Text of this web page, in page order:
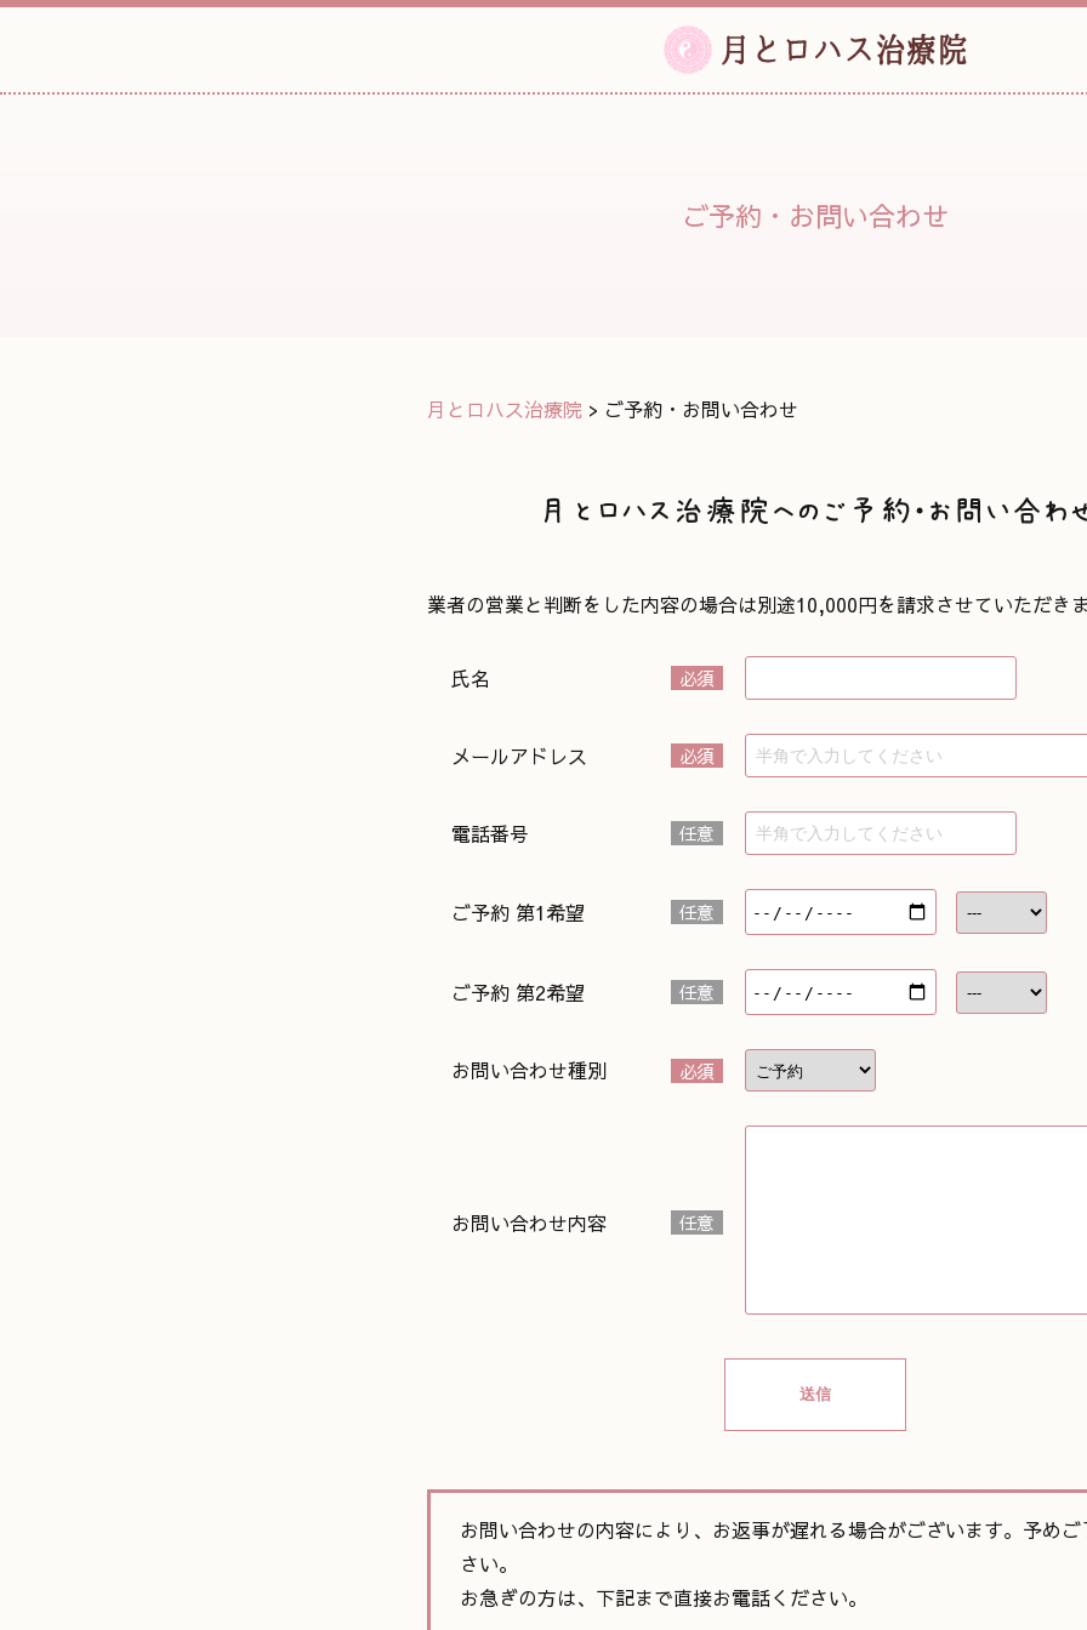
ご予約・お問い合わせ
月とロハス治療院 > ご予約・お問い合わせ
月とロハス治療院へのご予約・お問い合わ
業者の営業と判断をした内容の場合は別途10,000円を請求させていただき
氏名 必須
メールアドレス 必須
電話番号 任意
ご予約 第1希望 任意
ご予約 第2希望 任意
お問い合わせ種別 必須
お問い合わせ内容 任意
お問い合わせの内容により、お返事が遅れる場合がございます。予め
さい。
お急ぎの方は、下記まで直接お電話ください。